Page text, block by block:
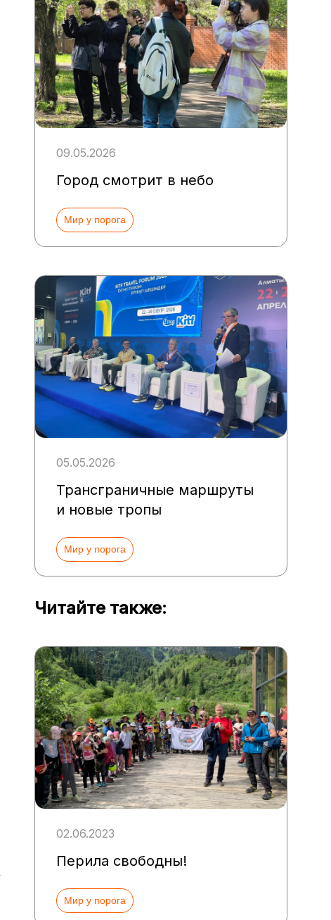
09.05.2026
Город смотрит в небо
Мир у порога
05.05.2026
Трансграничные маршруты
и новые тропы
Мир у порога
Читайте также:
02.06.2023
Перила свободны!
Мир у порога